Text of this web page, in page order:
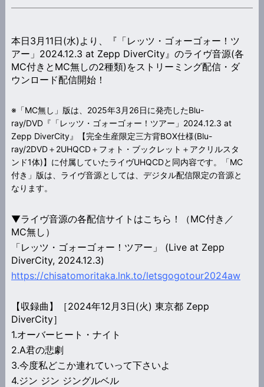
本日3月11日(水)より、『「レッツ・ゴォーゴォー！ツ
アー」2024.12.3 at Zepp DiverCity』のライヴ音源(各
MC付きとMC無しの2種類)をストリーミング配信・ダ
ウンロード配信開始！
※「MC無し」版は、2025年3月26日に発売したBlu-
ray/DVD『「レッツ・ゴォーゴォー！ツアー」2024.12.3 at
Zepp DiverCity』【完全生産限定三方背BOX仕様(Blu-
ray/2DVD＋2UHQCD＋フォト・ブックレット＋アクリルスタ
ンド1体)】に付属していたライヴUHQCDと同内容です。「MC
付き」版は、ライヴ音源としては、デジタル配信限定の音源と
なります。
▼ライヴ音源の各配信サイトはこちら！（MC付き／
MC無し）
「レッツ・ゴォーゴォー！ツアー」 (Live at Zepp
DiverCity, 2024.12.3)
https://chisatomoritaka.lnk.to/letsgogotour2024aw
【収録曲】［2024年12月3日(火) 東京都 Zepp
DiverCity］
1.オーバーヒート・ナイト
2.A君の悲劇
3.今度私どこか連れていって下さいよ
4.ジン ジン ジングルベル